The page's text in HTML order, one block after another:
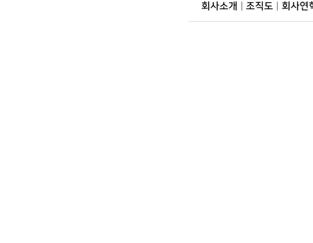
회사소개 조직도| 회사연